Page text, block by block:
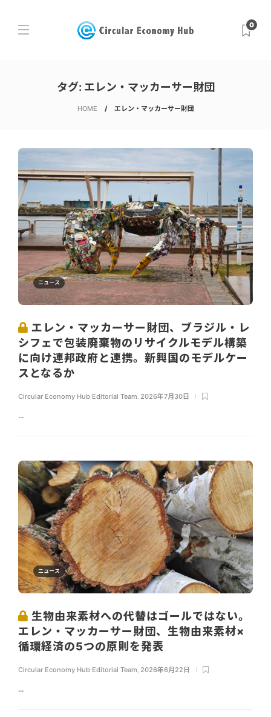
0
タグ: エレン・マッカーサー財団
HOME エレン・マッカーサー財団
ニュース
エレン・マッカーサー財団、ブラジル・レ
シフェで包装廃棄物のリサイクルモデル構築
に向け連邦政府と連携。新興国のモデルケー
スとなるか
Circular Economy Hub Editorial Team, 2026年7月30日
...
ニュース
生物由来素材への代替はゴールではない。
エレン・マッカーサー財団、生物由来素材×
循環経済の5つの原則を発表
Circular Economy Hub Editorial Team, 2026年6月22日
...